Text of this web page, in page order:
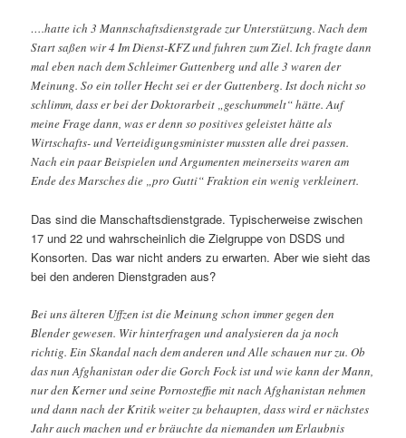
….hatte ich 3 Mannschaftsdienstgrade zur Unterstützung. Nach dem
Start saßen wir 4 Im Dienst-KFZ und fuhren zum Ziel. Ich fragte dann
mal eben nach dem Schleimer Guttenberg und alle 3 waren der
Meinung. So ein toller Hecht sei er der Guttenberg. Ist doch nicht so
schlimm, dass er bei der Doktorarbeit „geschummelt“ hätte. Auf
meine Frage dann, was er denn so positives geleistet hätte als
Wirtschafts- und Verteidigungsminister mussten alle drei passen.
Nach ein paar Beispielen und Argumenten meinerseits waren am
Ende des Marsches die „pro Gutti“ Fraktion ein wenig verkleinert.
Das sind die Manschaftsdienstgrade. Typischerweise zwischen
17 und 22 und wahrscheinlich die Zielgruppe von DSDS und
Konsorten. Das war nicht anders zu erwarten. Aber wie sieht das
bei den anderen Dienstgraden aus?
Bei uns älteren Uffzen ist die Meinung schon immer gegen den
Blender gewesen. Wir hinterfragen und analysieren da ja noch
richtig. Ein Skandal nach dem anderen und Alle schauen nur zu. Ob
das nun Afghanistan oder die Gorch Fock ist und wie kann der Mann,
nur den Kerner und seine Pornosteffie mit nach Afghanistan nehmen
und dann nach der Kritik weiter zu behaupten, dass wird er nächstes
Jahr auch machen und er bräuchte da niemanden um Erlaubnis